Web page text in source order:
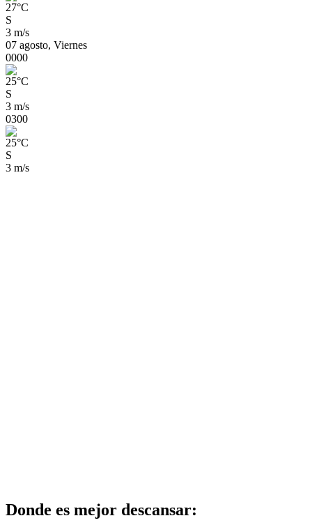
27°C
S
3 m/s
07 agosto, Viernes
0000
25°C
S
3 m/s
0300
25°C
S
3 m/s
Donde es mejor descansar: